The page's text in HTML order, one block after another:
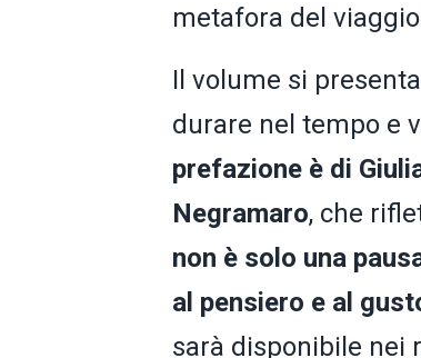
metafora del
Il volume si
durare nel tempo e
prefazione è di
Negramaro, che
non è solo una
al pensiero e al
sarà disponibile nei